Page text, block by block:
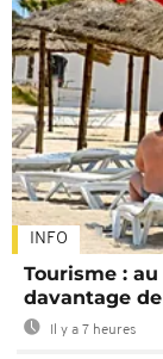
INFO
Tourisme :
davantage
Il y a 7 heures